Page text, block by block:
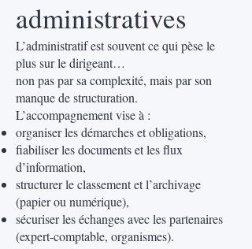
administratives
L’administratif est souvent ce qui pèse le
plus sur le dirigeant…
non pas par sa complexité, mais par son
manque de structuration.
L’accompagnement vise à :
organiser les démarches et obligations,
fiabiliser les documents et les flux
d’information,
structurer le classement et l’archivage
(papier ou numérique),
sécuriser les échanges avec les partenaires
(expert-comptable, organismes).